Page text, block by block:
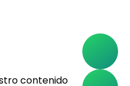
contenido